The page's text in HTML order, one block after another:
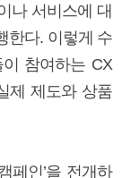
나 서비스에 대
한다. 이렇게 수
참여하는 CX
제 제도와 상품
페인’을 전개하